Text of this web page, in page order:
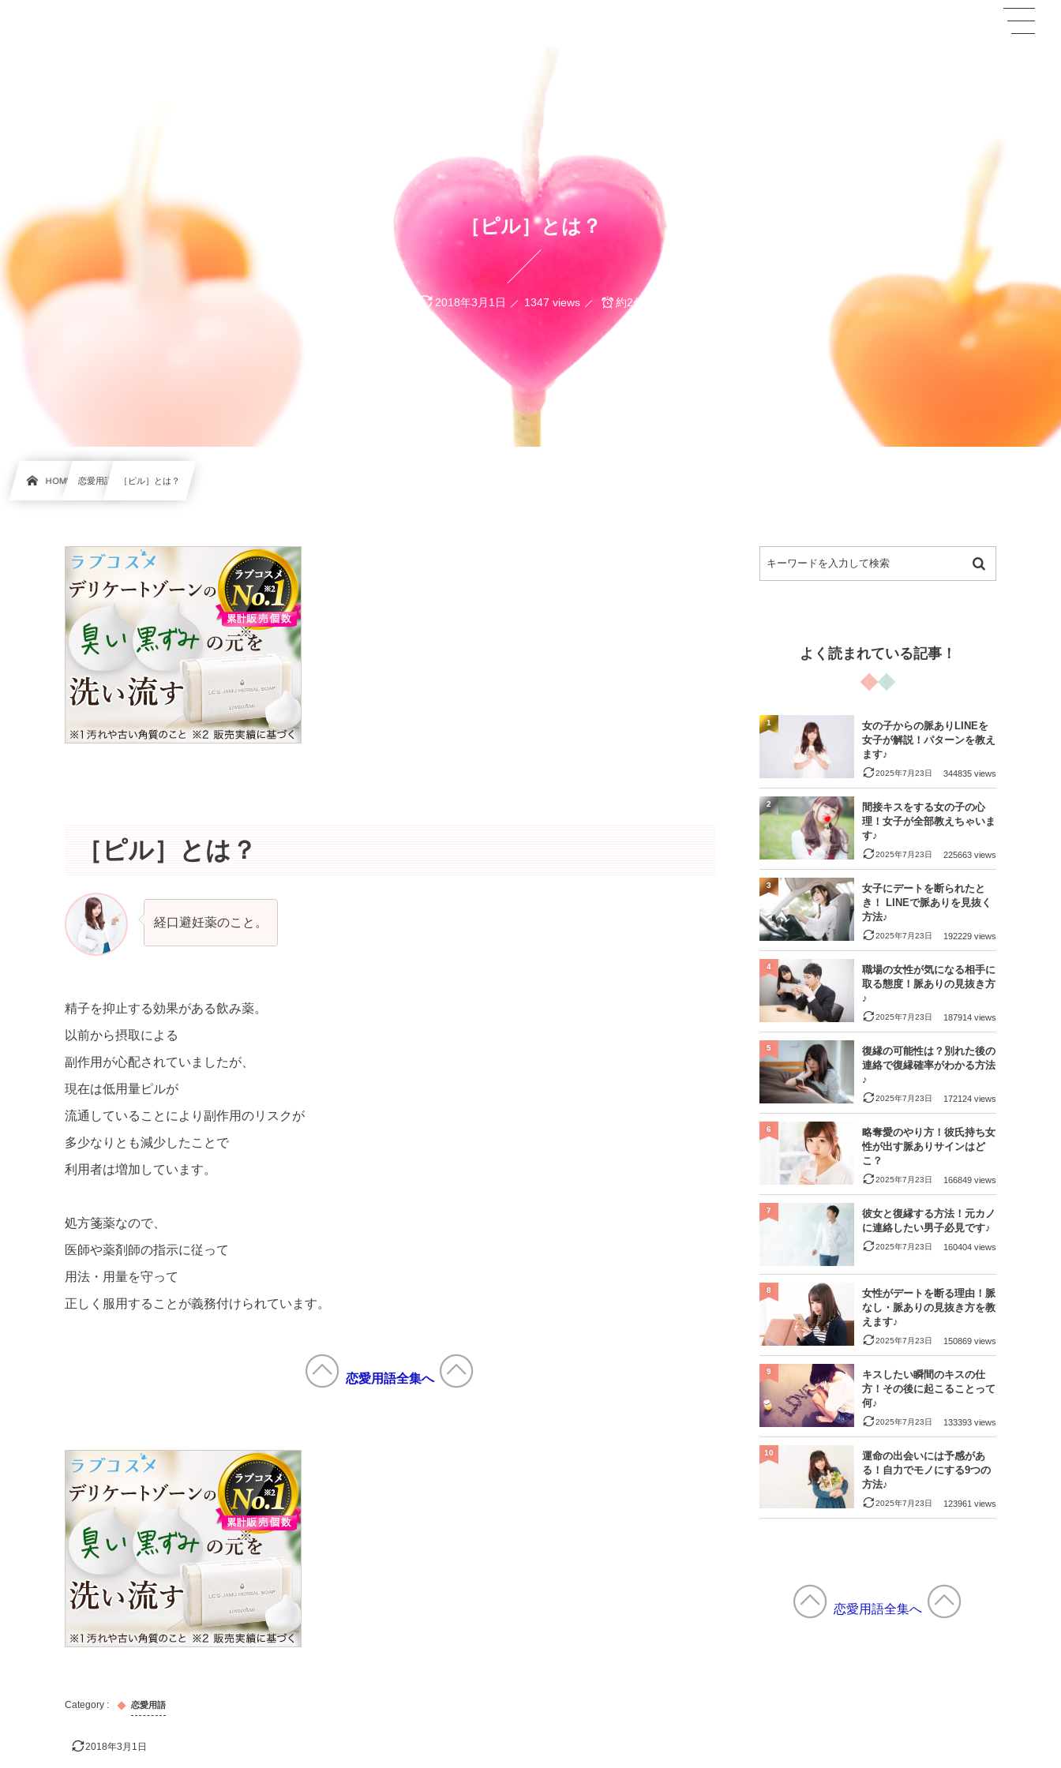
［ピル］とは？
2018年3月1日 1347 views 約2分
HOME 恋愛用語 ［ピル］とは？
［ピル］とは？
経口避妊薬のこと。
精子を抑止する効果がある飲み薬。
以前から摂取による
副作用が心配されていましたが、
現在は低用量ピルが
流通していることにより副作用のリスクが
多少なりとも減少したことで
利用者は増加しています。
処方箋薬なので、
医師や薬剤師の指示に従って
用法・用量を守って
正しく服用することが義務付けられています。
恋愛用語全集へ
恋愛用語
2018年3月1日
よく読まれている記事！
女の子からの脈ありLINEを
女子が解説！パターンを教え
ます♪
2025年7月23日 344835 views
1
間接キスをする女の子の心
理！女子が全部教えちゃいま
す♪
2025年7月23日 225663 views
2
女子にデートを断られたと
き！ LINEで脈ありを見抜く
方法♪
2025年7月23日 192229 views
3
職場の女性が気になる相手に
取る態度！脈ありの見抜き方
♪
2025年7月23日 187914 views
4
復縁の可能性は？別れた後の
連絡で復縁確率がわかる方法
♪
2025年7月23日 172124 views
5
略奪愛のやり方！彼氏持ち女
性が出す脈ありサインはど
こ？
2025年7月23日 166849 views
6
彼女と復縁する方法！元カノ
に連絡したい男子必見です♪
2025年7月23日 160404 views
7
女性がデートを断る理由！脈
なし・脈ありの見抜き方を教
えます♪
2025年7月23日 150869 views
8
キスしたい瞬間のキスの仕
方！その後に起こることって
何♪
2025年7月23日 133393 views
9
運命の出会いには予感があ
る！自力でモノにする9つの
方法♪
2025年7月23日 123961 views
10
恋愛用語全集へ